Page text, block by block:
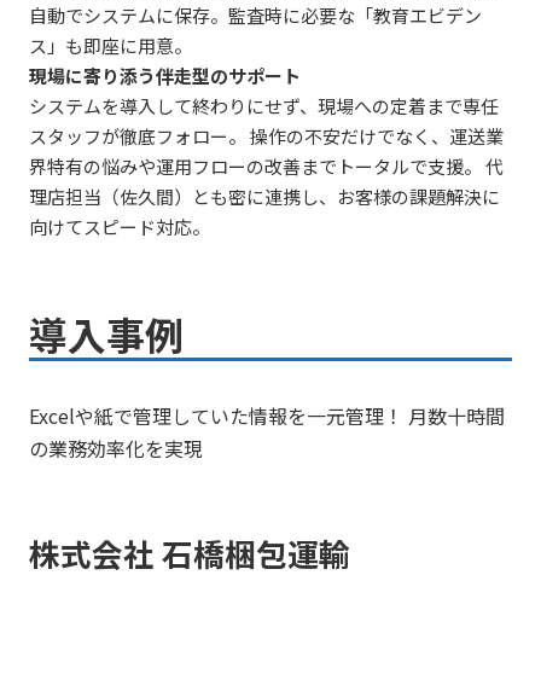
自動でシステムに保存。監査時に必要な「教育エビデン
ス」も即座に用意。
現場に寄り添う伴走型のサポート
システムを導入して終わりにせず、現場への定着まで専任
スタッフが徹底フォロー。 操作の不安だけでなく、運送業
界特有の悩みや運用フローの改善までトータルで支援。 代
理店担当（佐久間）とも密に連携し、お客様の課題解決に
向けてスピード対応。
導入事例
Excelや紙で管理していた情報を一元管理！ 月数十時間
の業務効率化を実現
株式会社 石橋梱包運輸